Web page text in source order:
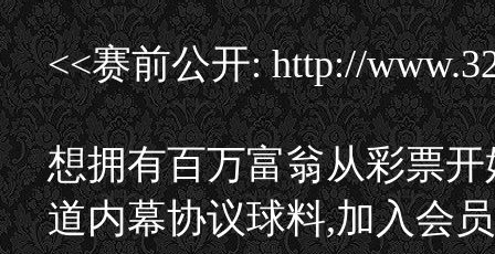
<<赛前公开: http://
想拥有百万富翁从彩票
道内幕协议球料,加入会